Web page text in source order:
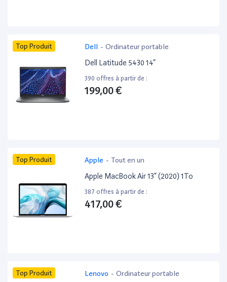
Top Produit Dell - Ordinateur portable
Dell Latitude 5430 14”
390 offres à partir de :
199,00 €
Top Produit Apple - Tout en un
Apple MacBook Air 13” (2020) 1To
387 offres à partir de :
417,00 €
Top Produit Lenovo - Ordinateur portable